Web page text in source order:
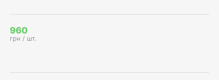
960
грн / шт.